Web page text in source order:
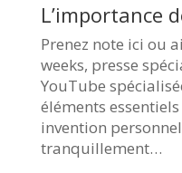
L’importance
Prenez note ici ou
weeks, presse
YouTube
éléments
invention
tranquillement…